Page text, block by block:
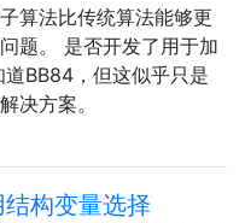
算法比传统算法能够更
题。 是否开发了用于加
BB84，但这似乎只是
决方案。
构变量选择